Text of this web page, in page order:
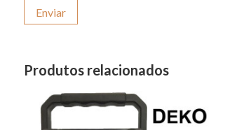
Produtos relacionados